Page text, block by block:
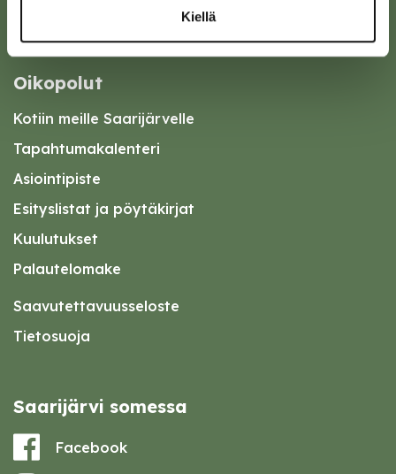
Kiellä
Oikopolut
Kotiin meille Saarijärvelle
Tapahtumakalenteri
Asiointipiste
Esityslistat ja pöytäkirjat
Kuulutukset
Palautelomake
Saavutettavuusseloste
Tietosuoja
Saarijärvi somessa
Facebook